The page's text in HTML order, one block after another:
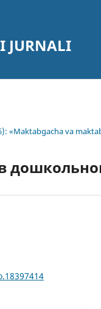
JURNALI
«Maktabgacha va
в